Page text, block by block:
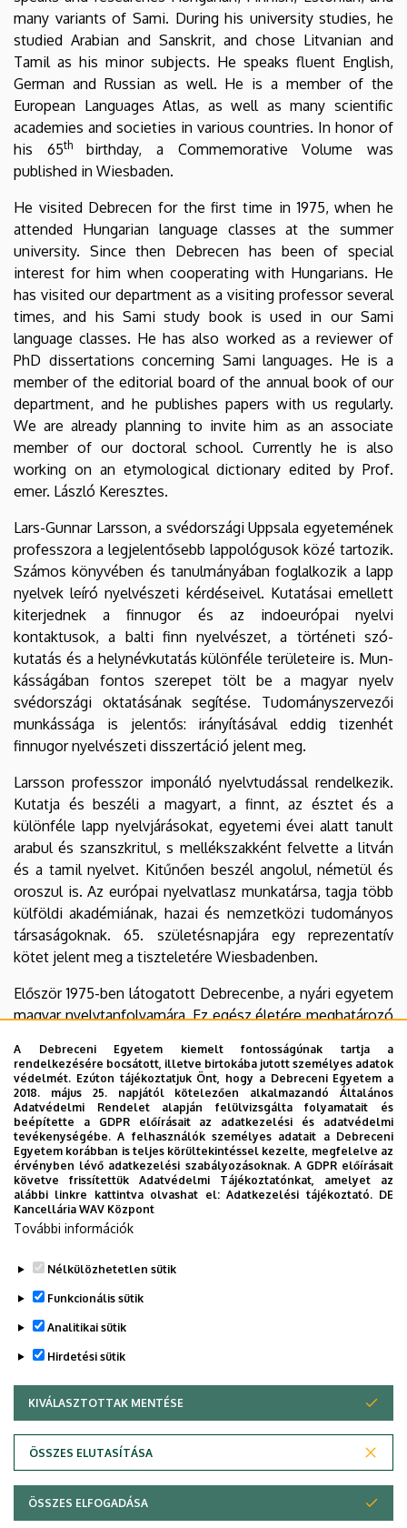
many variants of Sami. During his university studies, he
studied Arabian and Sanskrit, and chose Litvanian and
Tamil as his minor subjects. He speaks fluent English,
German and Russian as well. He is a member of the
European Languages Atlas, as well as many scientific
academies and societies in various countries. In honor of
his 65thbirthday, a Commemorative Volume was
published in Wiesbaden.
He visited Debrecen for the first time in 1975, when he
attended Hungarian language classes at the summer
university. Since then Debrecen has been of special
interest for him when cooperating with Hungarians. He
has visited our department as a visiting professor several
times, and his Sami study book is used in our Sami
language classes. He has also worked as a reviewer of
PhD dissertations concerning Sami languages. He is a
member of the editorial board of the annual book of our
department, and he publishes papers with us regularly.
We are already planning to invite him as an associate
member of our doctoral school. Currently he is also
working on an etymological dictionary edited by Prof.
emer. László Keresztes.
Lars-Gunnar Larsson, a svédországi Uppsala egyetemének
professzora a legjelentősebb lap­po­ló­gu­sok közé tartozik.
Számos könyvében és ta­nul­má­nyá­­­ban foglalkozik a lapp
nyelvek leíró nyel­vé­sze­ti kérdéseivel. Kutatásai emel­lett
ki­ter­jednek a finn­ugor és az indoeurópai nyelvi
kontaktusok, a bal­­ti finn nyelvészet, a történeti szó­
kutatás és a hely­név­ku­­ta­tás különféle területeire is. Mun­
kás­sá­gá­ban fontos szerepet tölt be a ma­gyar nyelv
svédországi oktatásának segítése. Tudományszervezői
mun­kássága is jelentős: irá­nyí­tá­­sá­val eddig tizenhét
finnugor nyelvészeti disszertáció jelent meg.
Larsson professzor imponáló nyelvtudással rendelkezik.
Kutatja és beszéli a magyart, a finnt, az ész­­tet és a
különféle lapp nyelvjárásokat, egyetemi évei alatt tanult
arabul és szanszkritul, s mel­lék­szak­­ként felvette a litván
és a tamil nyelvet. Kitűnően beszél angolul, németül és
oroszul is. Az európai nyelvatlasz munkatársa, tagja több
külföldi akadémiának, ha­zai és nem­zet­kö­zi tu­do­mányos
tár­saságoknak. 65. születésnapjára egy reprezentatív
kötet jelent meg a tiszteletére Wiesbadenben.
Először 1975-ben látogatott Debrecenbe, a nyá­­ri egye­­tem
magyar nyelv­tanfolyamára. Ez egész éle­tére meghatározó
kapcsolataiban. Többször ta­­nított ven­dég­pro­fesszor­ként
egye­te­mün­kön, s használjuk lapp nyelvkönyvét is. Lapp
tárgyú PhD-értekezések bírálója is volt. Tagja a finn­ugor
tanszéki évkönyv szer­kesz­tő­bi­zott­­­ságának, s rend­sz­e­re­
sen pub­likál nálunk. A közeljövőben a dok­tori iskola külső
tagjaként szá­mí­tunk rá. Jelenleg Ke­resz­tes László
emeritus professzorral egy lapp etimológiai szó­tár szer­
kesz­té­sén dolgozik.
Legutóbb frissítve: 2021. 08. 18. 14:22
© 2026 Unideb
A Debreceni Egyetem kiemelt fontosságúnak tartja a
rendelkezésére bocsátott, illetve birtokába jutott személyes adatok
védelmét. Ezúton tájékoztatjuk Önt, hogy a Debreceni Egyetem a
2018. május 25. napjától kötelezően alkalmazandó Általános
Adatvédelmi Rendelet alapján felülvizsgálta folyamatait és
beépítette a GDPR előírásait az adatkezelési és adatvédelmi
tevékenységébe. A felhasználók személyes adatait a Debreceni
Egyetem korábban is teljes körültekintéssel kezelte, megfelelve az
érvényben lévő adatkezelési szabályozásoknak. A GDPR előírásait
követve frissítettük Adatvédelmi Tájékoztatónkat, amelyet az
alábbi linkre kattintva olvashat el:Adatkezelési tájékoztató. DE
Kancellária WAV Központ
További információk
Nélkülözhetetlen sütik
Funkcionális sütik
Analitikai sütik
Hirdetési sütik
KIVÁLASZTOTTAK MENTÉSE
ÖSSZES ELUTASÍTÁSA
WITHDRAW CONSENT
ÖSSZES ELFOGADÁSA